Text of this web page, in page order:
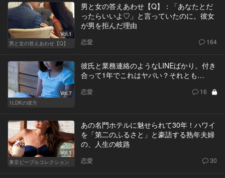
Vol.1
男と女の答えあわせ【Q】
男と女の答えあわせ【Q】：「あなたとだ
ったらいいよ♡」と言っていたのに。彼女
が男を拒んだ理由
恋愛 164
Vol.7
1LDKの彼方
彼氏と業務連絡のようなLINEばかり。付き
合って1年でこれはヤバい？それとも…
恋愛 16
Vol.1
東京ピープルコレクション
あの名門ホテルに魅せられて30年！ハワイ
を「第二のふるさと」と豪語する熟年夫婦
の、人生の岐路
恋愛 30